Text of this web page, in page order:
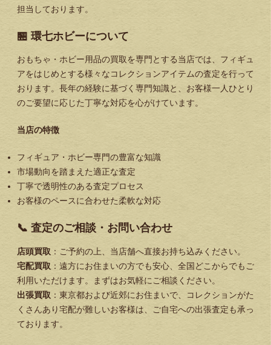
担当しております。
🏪 環七ホビーについて
おもちゃ・ホビー用品の買取を専門とする当店では、フィギュ
アをはじめとする様々なコレクションアイテムの査定を行って
おります。長年の経験に基づく専門知識と、お客様一人ひとり
のご要望に応じた丁寧な対応を心がけています。
当店の特徴
フィギュア・ホビー専門の豊富な知識
市場動向を踏まえた適正な査定
丁寧で透明性のある査定プロセス
お客様のペースに合わせた柔軟な対応
📞 査定のご相談・お問い合わせ
店頭買取 ：ご予約の上、当店舗へ直接お持ち込みください。
宅配買取 ：遠方にお住まいの方でも安心、全国どこからでもご
利用いただけます。まずはお気軽にご相談ください。
出張買取 ：東京都および近郊にお住まいで、コレクションがた
くさんあり宅配が難しいお客様は、ご自宅への出張査定も承っ
ております。